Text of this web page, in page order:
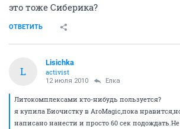
это тоже Сиберика?
ОТВЕТИТЬ
L
Lisichka
activist
12 июля 2010 Ёлка
Литокомплексами кто-нибудь пользуется?
я купила Биочистку в AroMagic,пока
написано нанести и просто 60 сек подождать.Не